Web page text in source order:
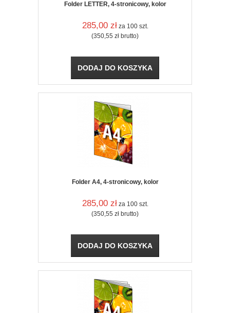
Folder LETTER, 4-stronicowy, kolor
285,00 złza 100 szt.
(350,55 zł brutto)
DODAJ DO KOSZYKA
Folder A4, 4-stronicowy, kolor
285,00 złza 100 szt.
(350,55 zł brutto)
DODAJ DO KOSZYKA